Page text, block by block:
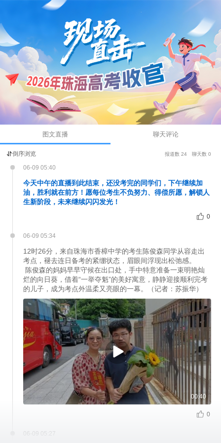
图文直播 聊天评论
倒序浏览 报道数 24 聊天数 0
06-09 05:40
今天中午的直播到此结束，还没考完的同学们，下午继续加
油，胜利就在前方！愿每位考生不负努力、得偿所愿，解锁人
生新阶段，未来继续闪闪发光！
0
06-09 05:34
12时26分，来自珠海市香樟中学的考生陈俊森同学从容走出
考点，褪去连日备考的紧绷状态，眉眼间浮现出松弛感。
烂的向日葵，借着“一举夺魁”的美好寓意，静静迎接顺利完考
的儿子，成为考点外温柔又亮眼的一幕。（记者：苏振华）
00:40
0
06-09 05:27